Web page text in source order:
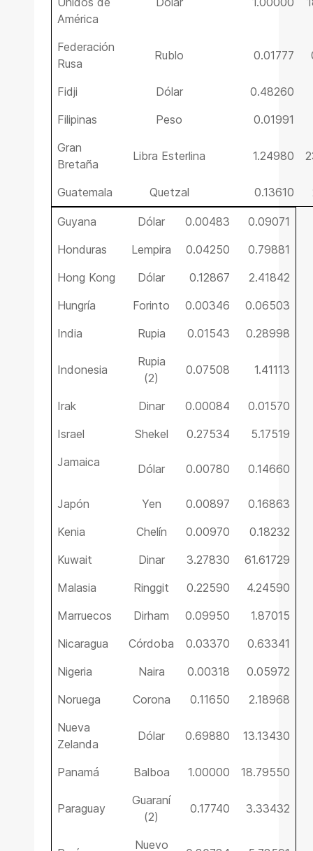
América
Federación
Rusa
Rublo 0.01777
Fidji Dólar
0.48260
Filipinas
Peso
0.01991
Gran
Bretaña
Libra Esterlina 1.24980
Guatemala Quetzal 0.13610
Guyana Dólar 0.00483
0.09071
Honduras
Lempira 0.04250
0.79881
Hong Kong
Dólar 0.12867
2.41842
Hungría
Forinto 0.00346
0.06503
India
Rupia 0.01543 0.28998
Indonesia
Rupia
(2)
0.07508 1.41113
Irak Dinar 0.00084
0.01570
Israel
Shekel 0.27534
5.17519
Jamaica
Dólar 0.00780 0.14660
Japón Yen 0.00897
0.16863
Kenia
Chelín 0.00970
0.18232
Kuwait
Dinar 3.27830
61.61729
Malasia
Ringgit 0.22590
4.24590
Marruecos
Dirham 0.09950
1.87015
Nicaragua
Córdoba 0.03370
0.63341
Nigeria
Naira 0.00318
0.05972
Noruega
Corona 0.11650
2.18968
Nueva
Zelanda
Dólar 0.69880 13.13430
Panamá Balboa 1.00000 18.79550
Paraguay
Guaraní
(2)
0.17740 3.33432
Nuevo